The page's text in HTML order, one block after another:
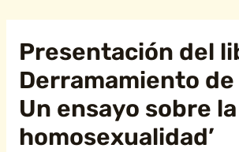
Presentación del
Derramamiento
Un ensayo sobre la
homosexualidad’